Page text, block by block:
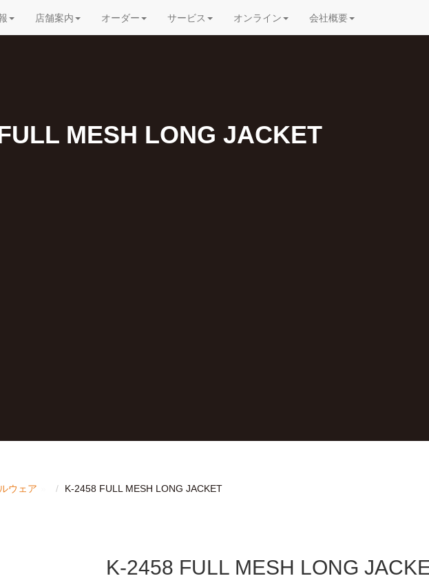
店舗案内 オーダー サービス オンライン 会社概要
MESH LONG JACKET
ウェア K-2458 FULL MESH LONG JACKET
K-2458 FULL MESH LONG